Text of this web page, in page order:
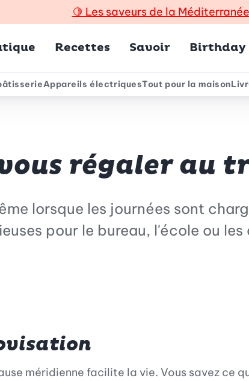
🍋 Les saveurs de la
Recettes Savoir Birthday
Appareils électriquesTout pour la maison
régaler au
lorsque les journées sont
pour le bureau, l'école ou
méridienne facilite la vie. Vous savez ce